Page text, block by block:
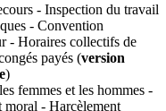
- Inspection du travail
- Convention
- Horaires collectifs de
payés (version
)
femmes et les hommes -
- Harcèlement